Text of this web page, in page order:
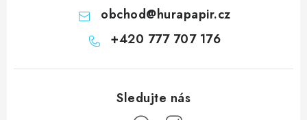
obchod@hurapapir.cz
+420 777 707 176